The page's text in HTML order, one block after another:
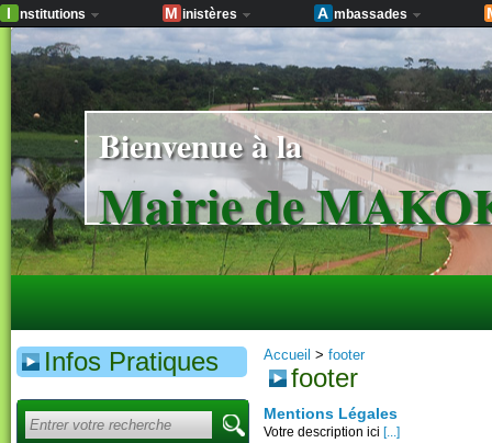
I nstitutions M inistères A mbassades
Bienvenue à la
Mairie de
Infos Pratiques Accueil > footer
footer
Mentions Légales
Votre description ici [...]